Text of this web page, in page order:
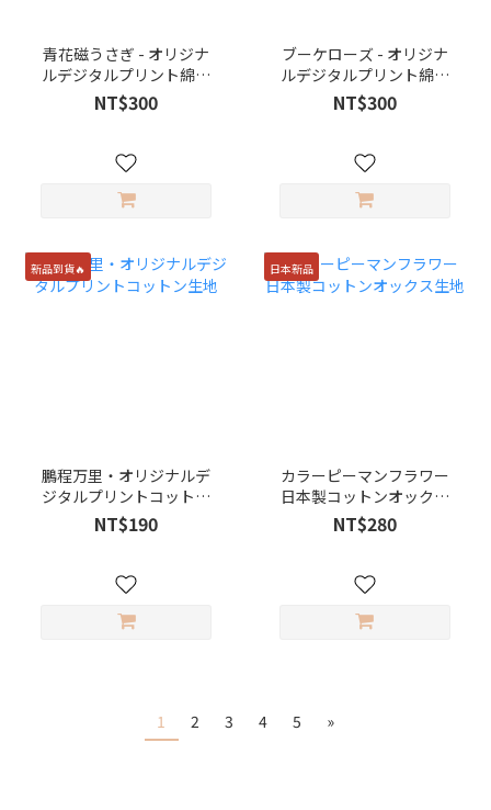
青花磁うさぎ - オリジナ
ルデジタルプリント綿生
地
NT$300
ブーケローズ - オリジナ
ルデジタルプリント綿生
地
NT$300
新品到貨🔥
鵬程万里・オリジナルデ
ジタルプリントコットン
生地
NT$190
日本新品
カラーピーマンフラワー
日本製コットンオックス
生地
NT$280
1 2 3 4 5 »